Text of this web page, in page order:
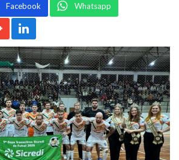
Facebook Whatsapp